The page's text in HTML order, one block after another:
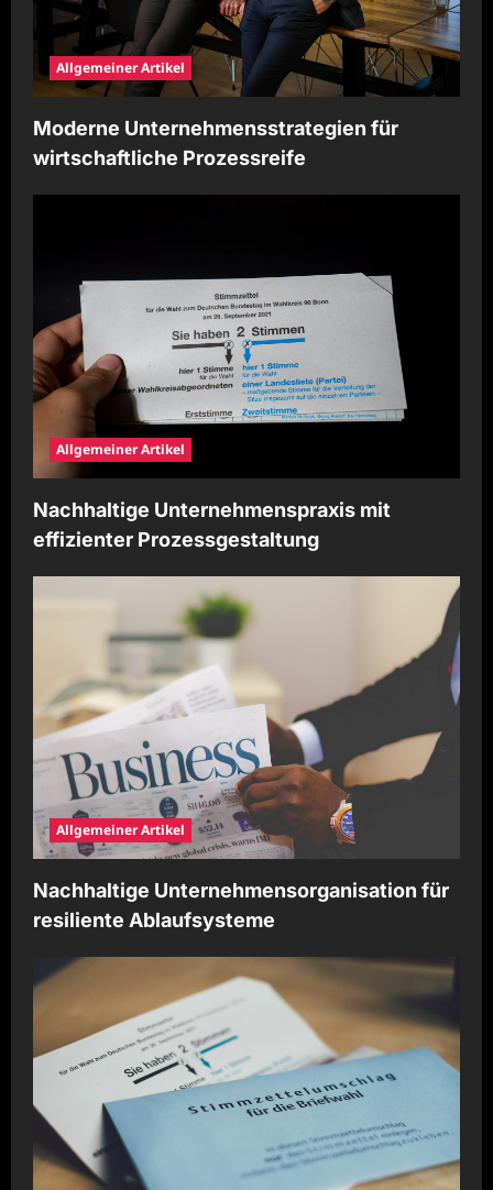
Allgemeiner Artikel
Moderne Unternehmensstrategien für
wirtschaftliche Prozessreife
Allgemeiner Artikel
Nachhaltige Unternehmenspraxis mit
effizienter Prozessgestaltung
Allgemeiner Artikel
Nachhaltige Unternehmensorganisation für
resiliente Ablaufsysteme